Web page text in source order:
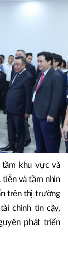
kinh tế Nhà
khu vực và
trên thị trường